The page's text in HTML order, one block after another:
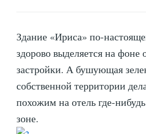
Здание «Ириса» по-
здорово выделяется на
застройки. А бушующая
собственной территории
похожим на отель где-
зоне.